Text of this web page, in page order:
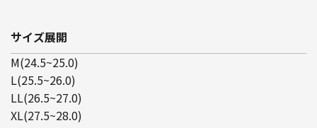
サイズ展開
M(24.5~25.0)
L(25.5~26.0)
LL(26.5~27.0)
XL(27.5~28.0)